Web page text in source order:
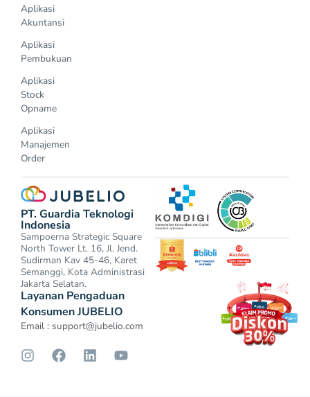
Aplikasi
Akuntansi
Aplikasi
Pembukuan
Aplikasi
Stock
Opname
Aplikasi
Manajemen
Order
PT. Guardia Teknologi
Indonesia
Sampoerna Strategic Square
North Tower Lt. 16, Jl. Jend.
Sudirman Kav 45-46, Karet
Semanggi, Kota Administrasi
Jakarta Selatan.
Layanan Pengaduan
Konsumen JUBELIO
Email : support@jubelio.com